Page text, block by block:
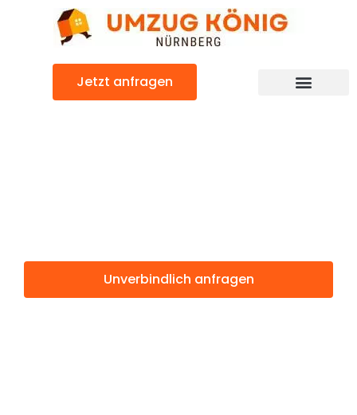
Jetzt anfragen
Unverbindlich anfragen